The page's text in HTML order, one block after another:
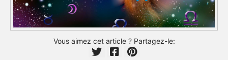
Vous aimez cet article ? Partagez-le: